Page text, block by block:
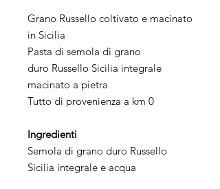
Grano Russello coltivato e macinato
in Sicilia
Pasta di semola di grano
duro Russello Sicilia integrale
macinato a pietra
Tutto di provenienza a km 0
Ingredienti
Semola di grano duro Russello
Sicilia integrale e acqua